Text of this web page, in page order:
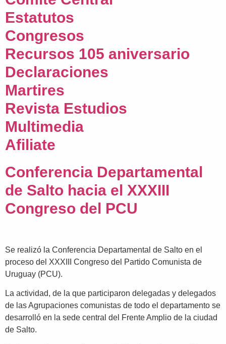
Estatutos
Congresos
Recursos 105 aniversario
Declaraciones
Martires
Revista Estudios
Multimedia
Afiliate
Conferencia Departamental
de Salto hacia el XXXIII
Congreso del PCU
Se realizó la Conferencia Departamental de Salto en el
proceso del XXXIII Congreso del Partido Comunista de
Uruguay (PCU).
La actividad, de la que participaron delegadas y delegados
de las Agrupaciones comunistas de todo el departamento se
desarrolló en la sede central del Frente Amplio de la ciudad
de Salto.